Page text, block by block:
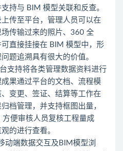
持与 BIM 模型关联和反查。
传至平台，管理人员可以在
传输过来的照片、360 全
直接挂接在 BIM 模型中，形
题追溯具有很大的价值。
支持将各类管理数据资料进行
果通过平台的文档、流程模
变更、签证、结算等工作在
档管理，并支持框图出量，
便审核人员复核工程量成
的进行查看。
动端数据交互及BIM模型浏